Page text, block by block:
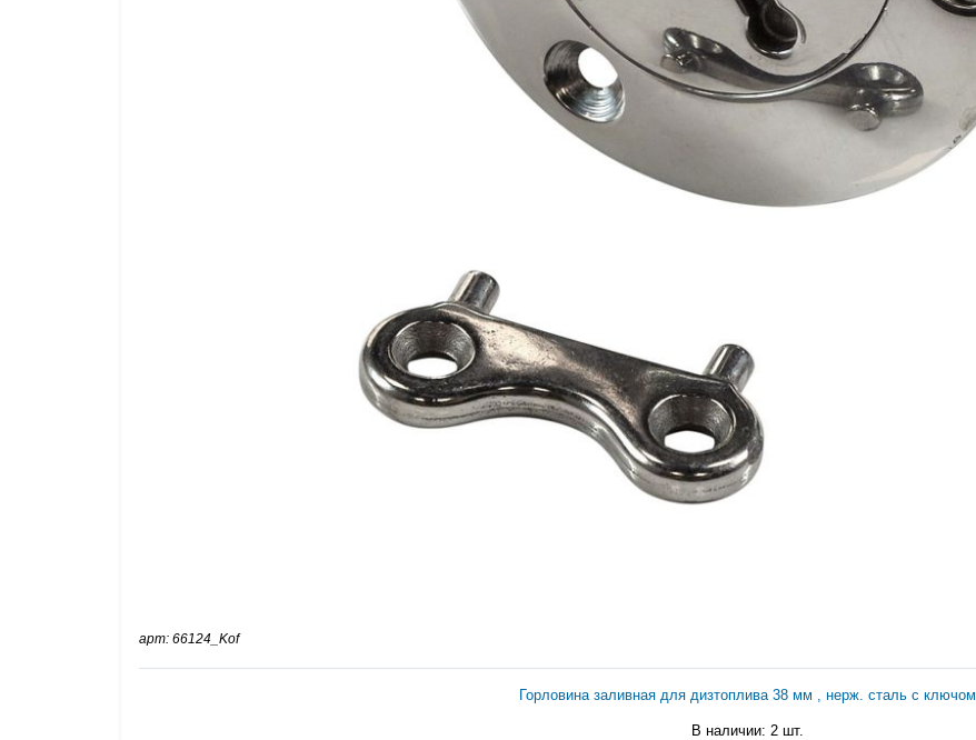
арт: 66124_Kof
Горловина заливная для дизтоплива 38 мм , нерж. сталь с ключом
В наличии: 2 шт.